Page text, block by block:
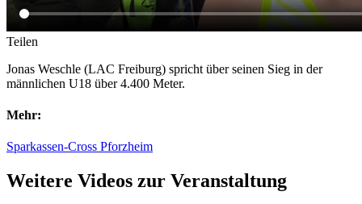
Teilen
Jonas Weschle (LAC Freiburg) spricht über seinen Sieg in der
männlichen U18 über 4.400 Meter.
Mehr:
Sparkassen-Cross Pforzheim
Weitere Videos zur Veranstaltung